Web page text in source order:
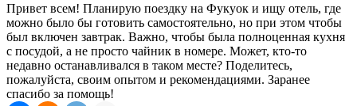
Привет всем! Планирую поездку на Фукуок и ищу отель, где
можно было бы готовить самостоятельно, но при этом чтобы
был включен завтрак. Важно, чтобы была полноценная кухня
с посудой, а не просто чайник в номере. Может, кто-то
недавно останавливался в таком месте? Поделитесь,
пожалуйста, своим опытом и рекомендациями. Заранее
спасибо за помощь!